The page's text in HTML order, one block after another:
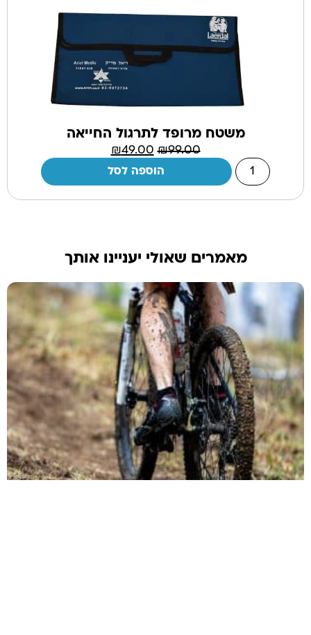
משטח מרופד לתרגול החייאה
₪99.00
₪49.00
הוספה לסל
מאמרים שאולי יעניינו אותך